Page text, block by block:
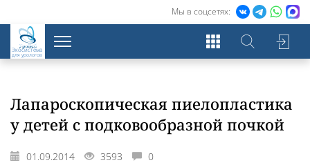
Мы в соцсетях:
Экосистема
для урологов
Лапароскопическая пиелопластика
у детей с подковообразной почкой
01.09.2014 3593 0